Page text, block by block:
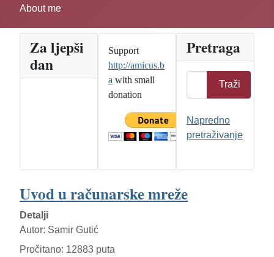
About me
Za ljepši
dan
Support
http://amicus.b
a with small
donation
Pretraga
Traži
Napredno
pretraživanje
Uvod u računarske mreže
Detalji
Autor: Samir Gutić
Pročitano: 12883 puta